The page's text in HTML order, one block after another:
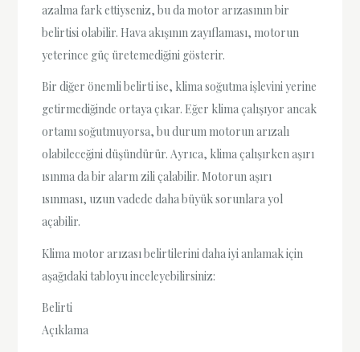
azalma fark ettiyseniz, bu da motor arızasının bir
belirtisi olabilir. Hava akışının zayıflaması, motorun
yeterince güç üretemediğini gösterir.
Bir diğer önemli belirti ise, klima soğutma işlevini yerine
getirmediğinde ortaya çıkar. Eğer klima çalışıyor ancak
ortamı soğutmuyorsa, bu durum motorun arızalı
olabileceğini düşündürür. Ayrıca, klima çalışırken aşırı
ısınma da bir alarm zili çalabilir. Motorun aşırı
ısınması, uzun vadede daha büyük sorunlara yol
açabilir.
Klima motor arızası belirtilerini daha iyi anlamak için
aşağıdaki tabloyu inceleyebilirsiniz:
Belirti
Açıklama